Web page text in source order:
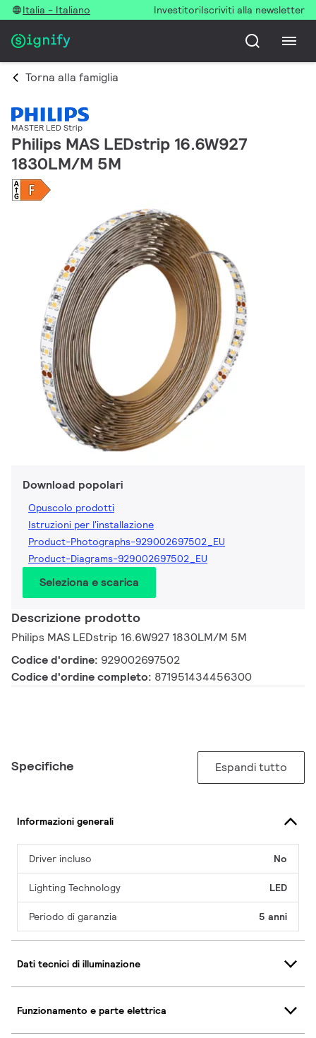
Italia - Italiano InvestitoriIscriviti alla newsletter
Torna alla famiglia
MASTER LED Strip
Philips MAS LEDstrip 16.6W927
1830LM/M 5M
Download popolari
Opuscolo prodotti
Istruzioni per l'installazione
Product-Photographs-929002697502_EU
Product-Diagrams-929002697502_EU
Seleziona e scarica
Descrizione prodotto
Philips MAS LEDstrip 16.6W927 1830LM/M 5M
Codice d'ordine: 929002697502
Codice d'ordine completo: 871951434456300
Specifiche Espandi tutto
Informazioni generali
Driver incluso No
Lighting Technology LED
Periodo di garanzia 5 anni
Dati tecnici di illuminazione
Funzionamento e parte elettrica